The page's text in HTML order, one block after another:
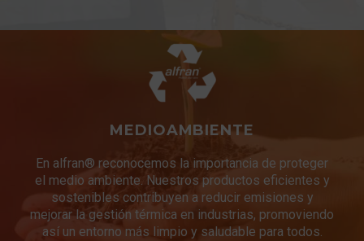
MEDIOAMBIENTE
En alfran® reconocemos la importancia de proteger
el medio ambiente. Nuestros productos eficientes y
sostenibles contribuyen a reducir emisiones y
mejorar la gestión térmica en industrias, promoviendo
así un entorno más limpio y saludable para todos.